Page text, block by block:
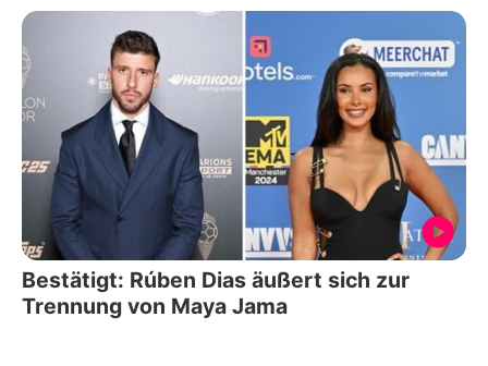
Bestätigt: Rúben Dias äußert sich zur
Trennung von Maya Jama